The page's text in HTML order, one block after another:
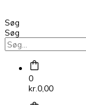
Søg
Søg
0
kr.0,00